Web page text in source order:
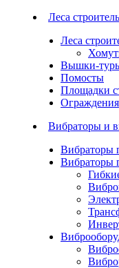
Леса
Леса
Вышки-
Помосты
Площадки
Ограждения
Вибраторы и
Вибраторы
Вибраторы